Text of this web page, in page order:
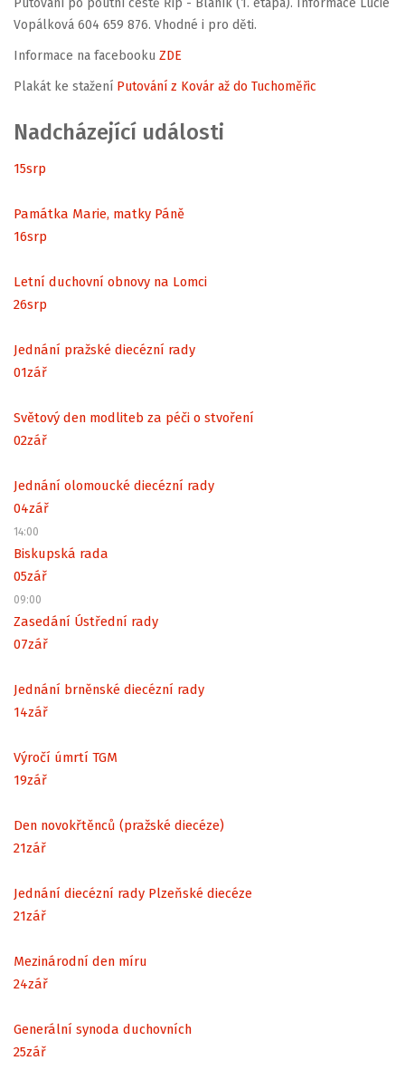
Putování po poutní cestě Říp - Blaník (1. etapa). Informace Lucie
Vopálková 604 659 876. Vhodné i pro děti.
Informace na facebooku ZDE
Plakát ke stažení Putování z Kovár až do Tuchoměřic
Nadcházející události
15srp
Památka Marie, matky Páně
16srp
Letní duchovní obnovy na Lomci
26srp
Jednání pražské diecézní rady
01zář
Světový den modliteb za péči o stvoření
02zář
Jednání olomoucké diecézní rady
04zář
14:00
Biskupská rada
05zář
09:00
Zasedání Ústřední rady
07zář
Jednání brněnské diecézní rady
14zář
Výročí úmrtí TGM
19zář
Den novokřtěnců (pražské diecéze)
21zář
Jednání diecézní rady Plzeňské diecéze
21zář
Mezinárodní den míru
24zář
Generální synoda duchovních
25zář